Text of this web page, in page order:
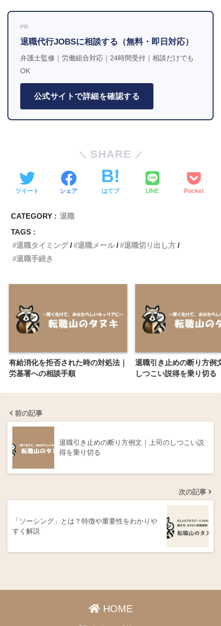
PR
退職代行JOBSに相談する（無料・即日対応）
弁護士監修｜労働組合対応｜24時間受付｜相談だけでも
OK
公式サイトで詳細を確認する
SHARE
ツイート シェア はてブ LINE Pocket
CATEGORY : 退職
TAGS :
退職タイミング
退職メール
退職切り出し方
退職手続き
有給消化を拒否された時の対処法｜
労基署への相談手順
退職引き止めの断り方例
しつこい説得を乗り切る
前の記事
退職引き止めの断り方例文｜上司のしつこい説
得を乗り切る
次の記事
「ソーシング」とは？特徴や重要性をわかりや
すく解説
HOME